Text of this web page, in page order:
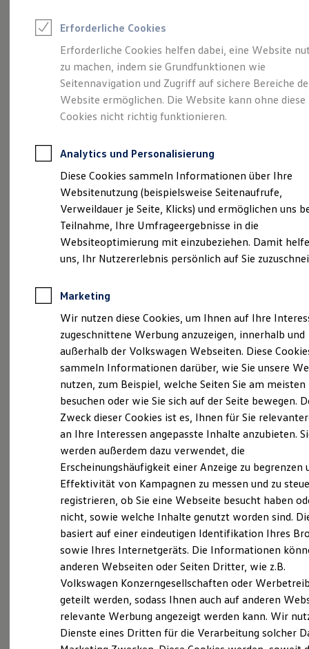
Saisonangebote
Leasing
Leasing-Angebote
Gebrauchtwagen Leasing
Junge Gebrauchtwagen-Leasing
Elektroauto Leasing
Kleinwagen-Leasing
Leasing ohne Anzahlung
Autokredit mit Schlussrate
Versicherungen und Garantien
Kfz-Versicherung
Restschuldversicherungen
Garantien
Wartungsverträge
Geschäftskunden
Professional Class bei Volkswagen
Großkunden
Behörden
Anpfiff zum Gewinn
Elektroautos
ID. Tutorials
Elektrofahrzeugkonzepte
Reichweite
Reichweite der ID. Modelle
Reichweite im Winter
Laden
Laden unterwegs
Laden Zuhause
Ladezeitensimulator
Batterie
Sicherheit
Garantie und Lebensdauer
Nachhaltigkeit
Technologie
Kosten und Kauf
Verbrauchskosten
Kaufoptionen
E-Auto-Förderung
Software und Konnektivität
Die ID. Software 6
ID. Software Versionen und Updates
Digitale Extras
Schnittstellen zu Ihrem ID.
Mobilität, so
individuell wie Sie
(Impressum & Rechtliches)
Profitieren Sie von starken
Vorteilen
Jederzeit mit den Fahrzeugen für Menschen mit
eingeschränkter Mobilität unabhängig und mobil
sein – ganz so, wie Sie es sich wünschen. Mit
Fahrhilfen und Assistenzsystemen von
Volkswagenstimmen Sie Ihr Wunschfahrzeug
genau auf Ihre Bedürfnisse ab. Entscheiden Sie
sich für Fahrhilfen vonVolkswagenund
Erforderliche Cookies
Erforderliche Cookies helfen dabei, eine Website
zu machen, indem sie Grundfunktionen wie
Seitennavigation und Zugriff auf sichere Bereiche
Website ermöglichen. Die Website kann ohne diese
Cookies nicht richtig funktionieren.
Analytics und Personalisierung
Diese Cookies sammeln Informationen über Ihre
Websitenutzung (beispielsweise Seitenaufrufe,
Verweildauer je Seite, Klicks) und ermöglichen uns
Teilnahme, Ihre Umfrageergebnisse in die
Websiteoptimierung mit einzubeziehen. Damit
uns, Ihr Nutzererlebnis persönlich auf Sie
Marketing
Wir nutzen diese Cookies, um Ihnen auf Ihre
zugeschnittene Werbung anzuzeigen, innerhalb und
außerhalb der Volkswagen Webseiten. Diese
sammeln Informationen darüber, wie Sie unsere
nutzen, zum Beispiel, welche Seiten Sie am meisten
besuchen oder wie Sie sich auf der Seite bewegen.
Zweck dieser Cookies ist es, Ihnen für Sie
an Ihre Interessen angepasste Inhalte anzubieten.
werden außerdem dazu verwendet, die
Erscheinungshäufigkeit einer Anzeige zu begrenzen
Effektivität von Kampagnen zu messen und zu
registrieren, ob Sie eine Webseite besucht haben
nicht, sowie welche Inhalte genutzt worden sind.
basiert auf einer eindeutigen Identifikation Ihres
sowie Ihres Internetgeräts. Die Informationen
anderen Webseiten oder Seiten Dritter, wie z.B.
Volkswagen Konzerngesellschaften oder
geteilt werden, sodass Ihnen auch auf anderen
relevante Werbung angezeigt werden kann. Wir
Dienste eines Dritten für die Verarbeitung solcher